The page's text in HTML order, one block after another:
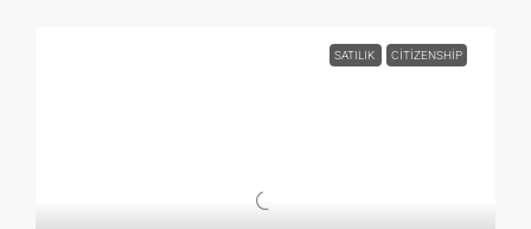
SATILIK CITIZENSHIP